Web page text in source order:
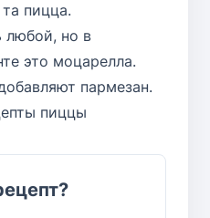
пицца.
но в
это моцарелла.
пармезан.
пиццы